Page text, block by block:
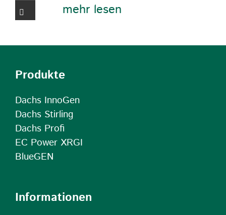
mehr lesen
Produkte
Dachs InnoGen
Dachs Stirling
Dachs Profi
EC Power XRGI
BlueGEN
Informationen